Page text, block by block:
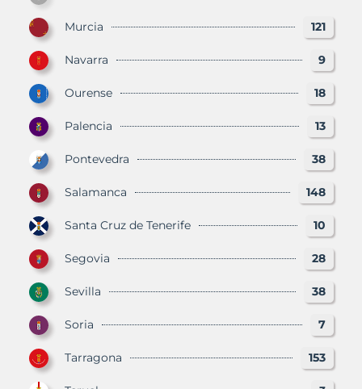
Murcia 121
Navarra 9
Ourense 18
Palencia 13
Pontevedra 38
Salamanca 148
Santa Cruz de Tenerife 10
Segovia 28
Sevilla 38
Soria 7
Tarragona 153